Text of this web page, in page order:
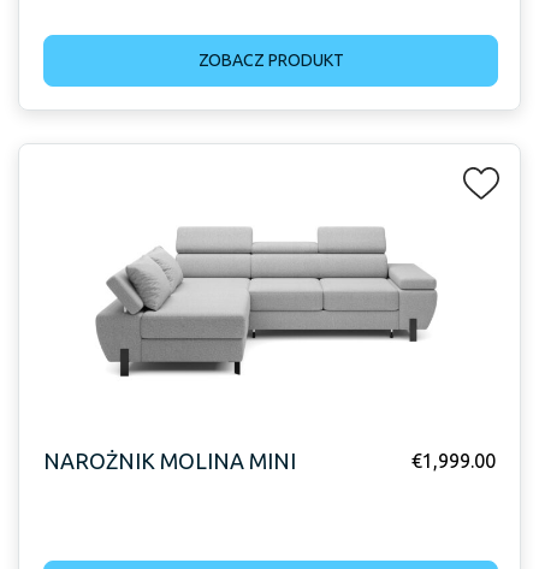
ZOBACZ PRODUKT
NAROŻNIK MOLINA MINI €1,999.00